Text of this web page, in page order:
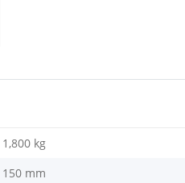
1,800 kg
150 mm